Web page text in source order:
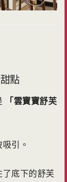
點
「雲寶寶舒芙
引。
底下的舒芙